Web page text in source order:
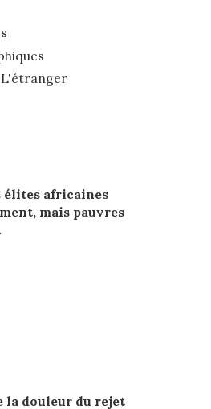
L'étranger
africaines
mais pauvres
la douleur du rejet